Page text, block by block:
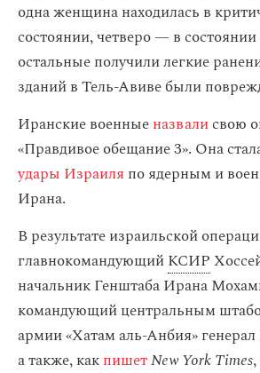
одна женщина находилась в
состоянии, четверо — в
остальные получили легкие
зданий в Тель-Авиве были
Иранские военныеназвалисвою
«Правдивое обещание 3». Она
удары Израиля по ядерным и
Ирана.
В результате израильской
главнокомандующийКСИР
начальник Генштаба Ирана
командующий центральным
армии «Хатам аль-Анбия»
а также, какпишетNew York Times